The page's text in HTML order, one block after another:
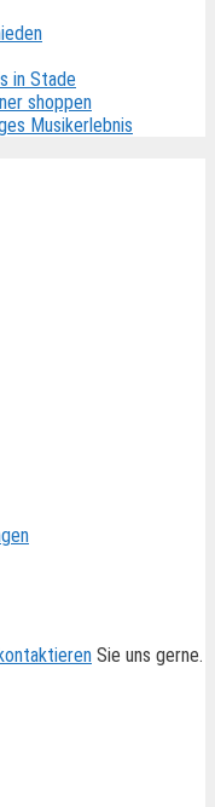
in Stade
shoppen
Musikerlebnis
kontaktieren Sie uns gerne.